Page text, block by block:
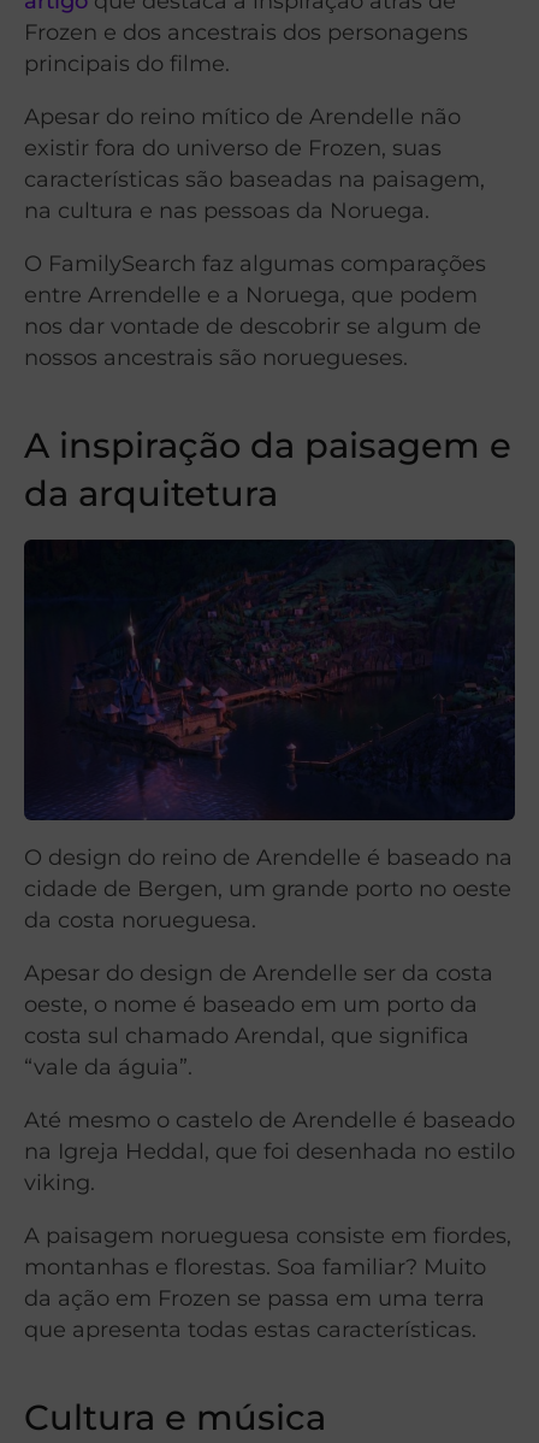
Frozen e dos ancestrais dos personagens
principais do filme.
Apesar do reino mítico de Arendelle não
existir fora do universo de Frozen, suas
características são baseadas na paisagem,
na cultura e nas pessoas da Noruega.
O FamilySearch faz algumas comparações
entre Arrendelle e a Noruega, que podem
nos dar vontade de descobrir se algum de
nossos ancestrais são noruegueses.
A inspiração da paisagem e
da arquitetura
O design do reino de Arendelle é baseado na
cidade de Bergen, um grande porto no oeste
da costa norueguesa.
Apesar do design de Arendelle ser da costa
oeste, o nome é baseado em um porto da
costa sul chamado Arendal, que significa
“vale da águia”.
Até mesmo o castelo de Arendelle é baseado
na Igreja Heddal, que foi desenhada no estilo
viking.
A paisagem norueguesa consiste em fiordes,
montanhas e florestas. Soa familiar? Muito
da ação em Frozen se passa em uma terra
que apresenta todas estas características.
Cultura e música